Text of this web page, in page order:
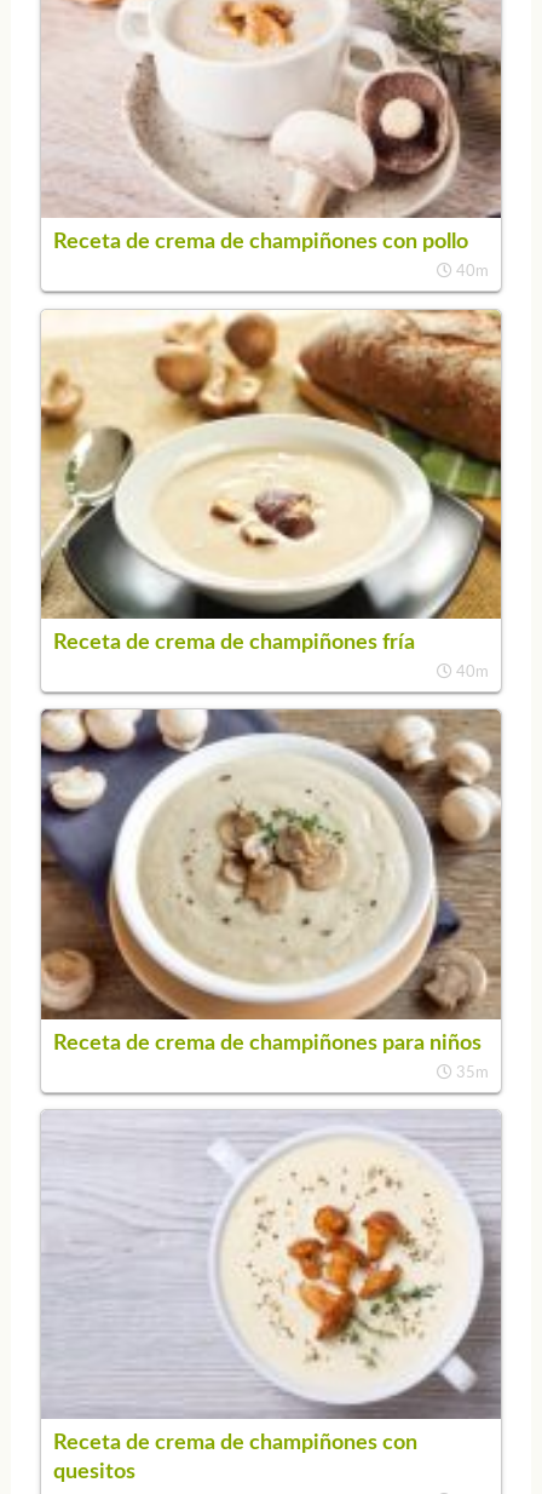
Receta de crema de champiñones con pollo
40m
Receta de crema de champiñones fría
40m
Receta de crema de champiñones para niños
35m
Receta de crema de champiñones con
quesitos